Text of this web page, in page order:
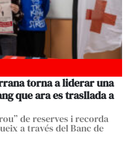
torna a liderar una
que ara es trasllada a
de reserves i recorda
a través del Banc de